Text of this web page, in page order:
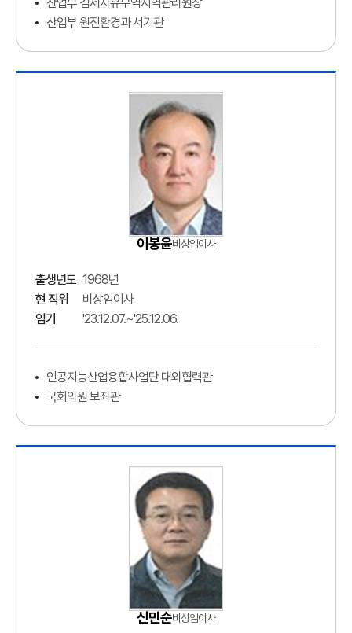
산업부 원전환경과 서기관
이봉윤비상임이사
출생년도 1968년
현 직위
비상임이사
임기
'23.12.07.~'25.12.06.
인공지능산업융합사업단 대외협력관
국회의원 보좌관
신민순비상임이사